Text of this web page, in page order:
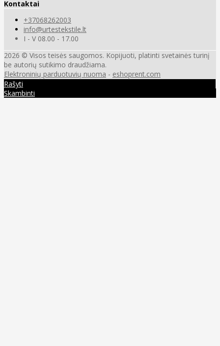
Kontaktai
+37068262003
info@urtestekstile.lt
I - V 08.00 - 17.00
2026 © Visos teisės saugomos. Kopijuoti, platinti svetainės turinį
be autorių sutikimo draudžiama.
Elektroninių parduotuvių nuoma - eshoprent.com
Rašyti
Skambinti